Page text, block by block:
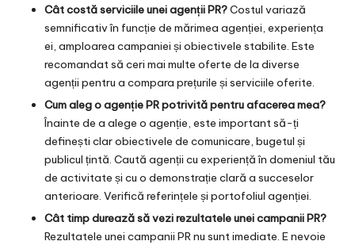
Cât costă serviciile unei agenții PR?Costul variază
semnificativ în funcție de mărimea agenției, experiența
ei, amploarea campaniei și obiectivele stabilite. Este
recomandat să ceri mai multe oferte de la diverse
agenții pentru a compara prețurile și serviciile oferite.
Cum aleg o agenție PR potrivită pentru afacerea mea?
Înainte de a alege o agenție, este important să-ți
definești clar obiectivele de comunicare, bugetul și
publicul țintă. Caută agenții cu experiență în domeniul tău
de activitate și cu o demonstrație clară a succeselor
anterioare. Verifică referințele și portofoliul agenției.
Cât timp durează să vezi rezultatele unei campanii PR?
Rezultatele unei campanii PR nu sunt imediate. E nevoie